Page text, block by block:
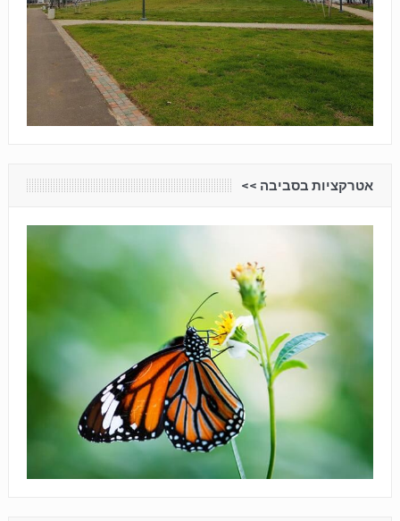
אטרקציות בסביבה <<